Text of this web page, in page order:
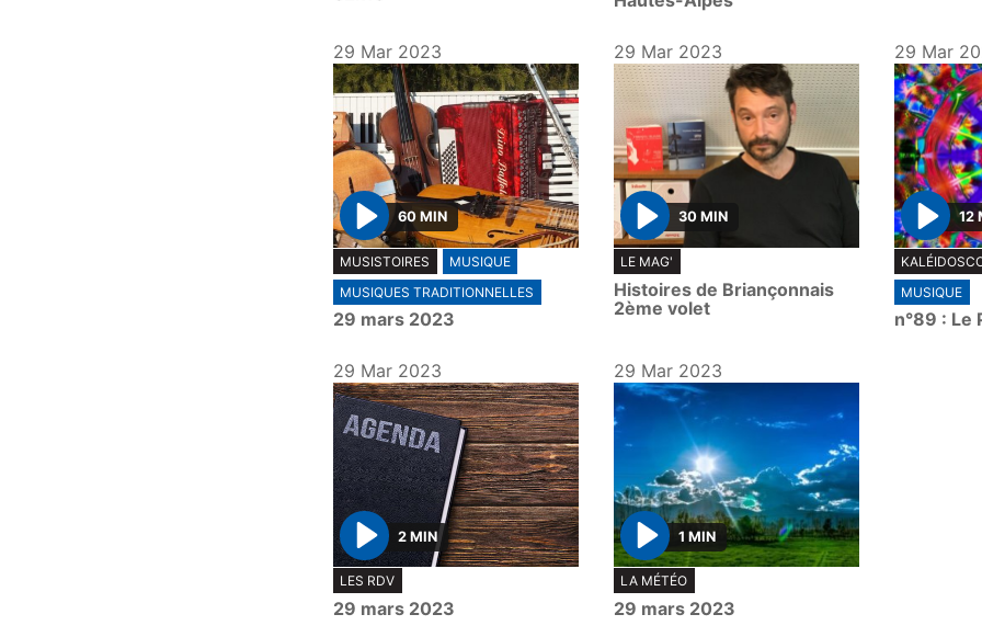
29 Mar 2023
P
l
a
y
60 MIN
MUSISTOIRES
MUSIQUE
MUSIQUES TRADITIONNELLES
29 mars 2023
29 Mar 2023
P
l
a
y
30 MIN
LE MAG'
Histoires de Briançonnais
2ème volet
29 Mar
P
l
a
y
12
MUSIQUE
n°89 : Le
29 Mar 2023
P
l
a
2 MIN
LES RDV
29 mars 2023
29 Mar 2023
P
l
a
1 MIN
LA MÉTÉO
29 mars 2023